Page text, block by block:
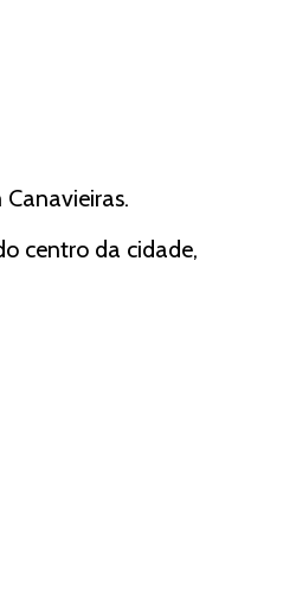
centro da cidade,